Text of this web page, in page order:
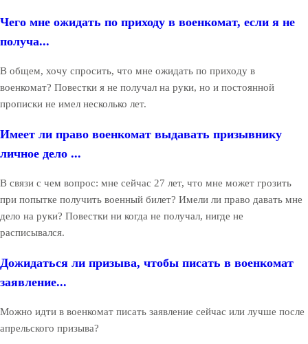
Чего мне ожидать по приходу в военкомат, если я не
получа...
В общем, хочу спросить, что мне ожидать по приходу в
военкомат? Повестки я не получал на руки, но и постоянной
прописки не имел несколько лет.
Имеет ли право военкомат выдавать призывнику
личное дело ...
В связи с чем вопрос: мне сейчас 27 лет, что мне может грозить
при попытке получить военный билет? Имели ли право давать мне
дело на руки? Повестки ни когда не получал, нигде не
расписывался.
Дожидаться ли призыва, чтобы писать в военкомат
заявление...
Можно идти в военкомат писать заявление сейчас или лучше после
апрельского призыва?